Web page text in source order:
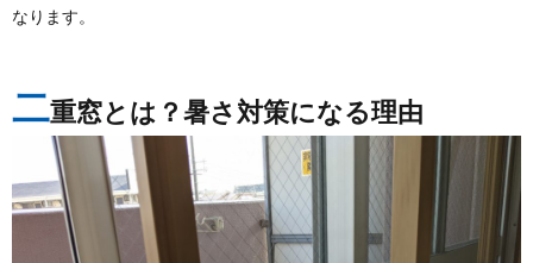
なります。
二重窓とは？暑さ対策になる理由